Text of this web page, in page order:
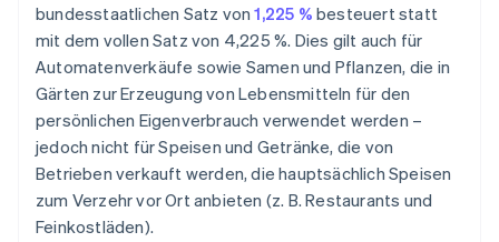
bundesstaatlichen Satz von1,225 % besteuert statt
mit dem vollen Satz von 4,225 %. Dies gilt auch für
Automatenverkäufe sowie Samen und Pflanzen, die in
Gärten zur Erzeugung von Lebensmitteln für den
persönlichen Eigenverbrauch verwendet werden –
jedoch nicht für Speisen und Getränke, die von
Betrieben verkauft werden, die hauptsächlich Speisen
zum Verzehr vor Ort anbieten (z. B. Restaurants und
Feinkostläden).